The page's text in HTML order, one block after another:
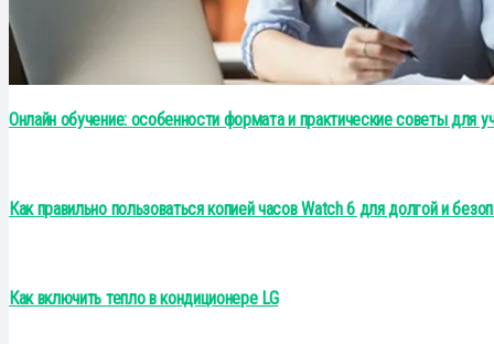
Онлайн обучение: особенности формата и практические советы для
Как правильно пользоваться копией часов Watch 6 для долгой и
Как включить тепло в кондиционере LG